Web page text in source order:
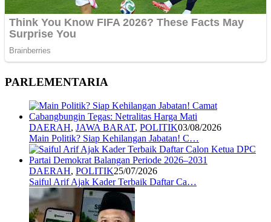
PARLEMENTARIA
DAERAH, JAWA BARAT, POLITIK03/08/2026
Main Politik? Siap Kehilangan Jabatan! C…
DAERAH, POLITIK25/07/2026
Saiful Arif Ajak Kader Terbaik Daftar Ca…